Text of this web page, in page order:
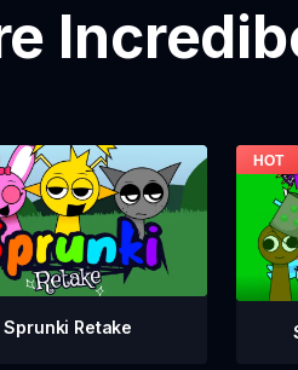
Sprunki Retake